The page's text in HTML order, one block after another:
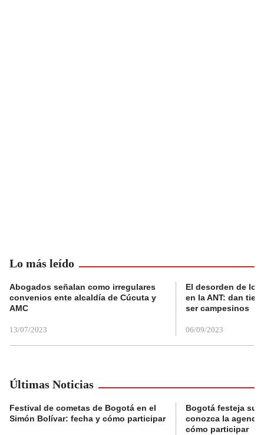
Lo más leído
Abogados señalan como irregulares
convenios ente alcaldía de Cúcuta y
AMC
13/07/2023
El desorden de
en la ANT: dan
ser campesinos
06/09/2023
Últimas Noticias
Festival de cometas de Bogotá en el
Simón Bolívar: fecha y cómo participar
Bogotá festeja su
conozca la
cómo participar